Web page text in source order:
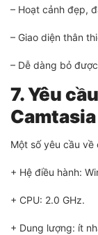
– Hoạt cảnh đẹp,
– Giao diện thân
– Dễ dàng bỏ
7. Yêu
Một số yêu cầu về
+ Hệ điều hành:
+ CPU: 2.0 GHz.
+ Dung lượng: ít